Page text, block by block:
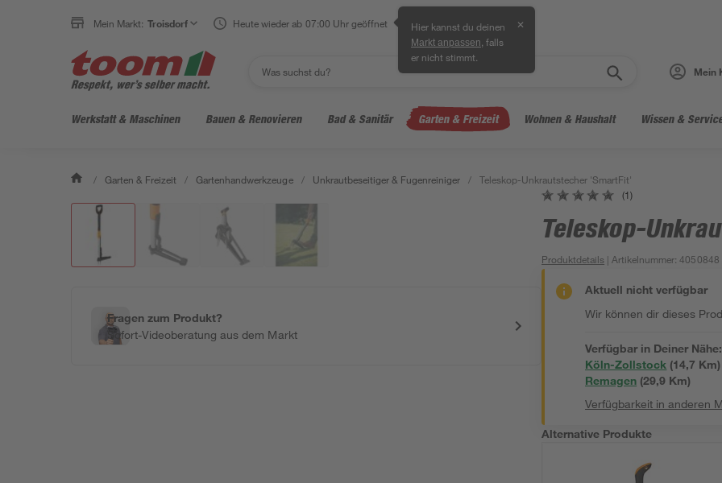
Mein Markt: Troisdorf Heute wieder ab 07:00 Uhr geöffnet Hier kannst du deinen
Markt anpassen , falls
er nicht stimmt.
✕
Mein
Werkstatt & Maschinen Bauen & Renovieren Bad & Sanitär Garten & Freizeit Wohnen & Haushalt Wissen &
/ Garten & Freizeit / Gartenhandwerkzeuge / Unkrautbeseitiger & Fugenreiniger / Teleskop-Unkrautstecher 'SmartFit'
Fragen zum Produkt?
Sofort-Videoberatung aus dem Markt
(1)
Teleskop-
Produktdetails | Artikelnummer:4050848
Aktuell nicht verfügbar
Wir können dir dieses
Verfügbar in Deiner Nähe:
Köln-Zollstock (14,7 Km)
Remagen (29,9 Km)
Verfügbarkeit in anderen
Alternative Produkte